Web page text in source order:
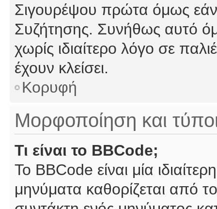
Σιγουρέψου πρώτα όμως εάν
Συζήτησης. Συνήθως αυτό
χωρίς ιδιαίτερο λόγο σε
έχουν κλείσει.
Κορυφή
Μορφοποίηση και
Τι είναι το BBCode;
Το BBCode είναι μία
μηνύματα καθορίζεται από